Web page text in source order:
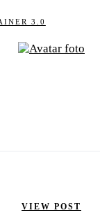
3.0
VIEW POST